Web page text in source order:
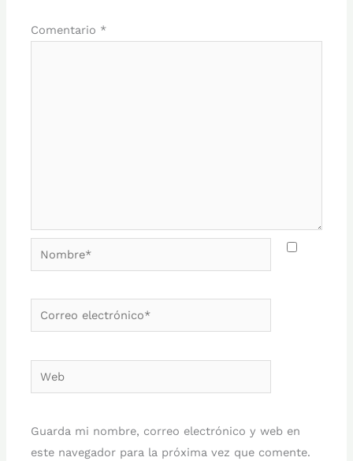
Comentario *
Nombre*
Correo
electrónico*
Web
Guarda mi nombre, correo electrónico y web en
este navegador para la próxima vez que comente.